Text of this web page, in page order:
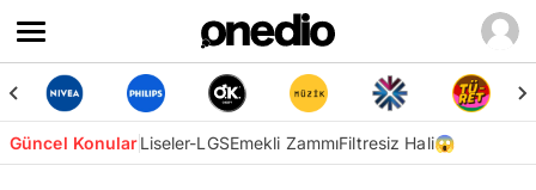
Güncel KonularLiseler-LGSEmekli ZammıFiltresiz Hali😱